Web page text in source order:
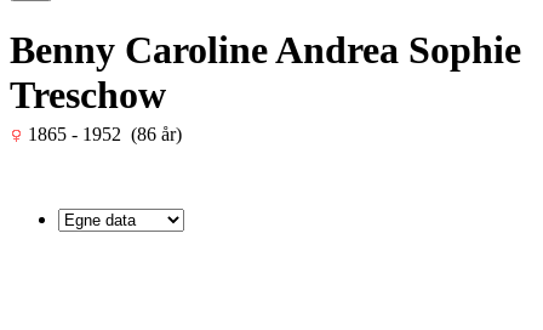
Benny Caroline Andrea Sophie
Treschow
1865 - 1952 (86 år)